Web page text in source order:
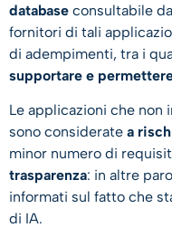
database consultabile
fornitori di tali
di adempimenti, tra i
supportare e
Le applicazioni che non
sono considerate a
minor numero di
trasparenza: in altre
informati sul fatto che
di IA.